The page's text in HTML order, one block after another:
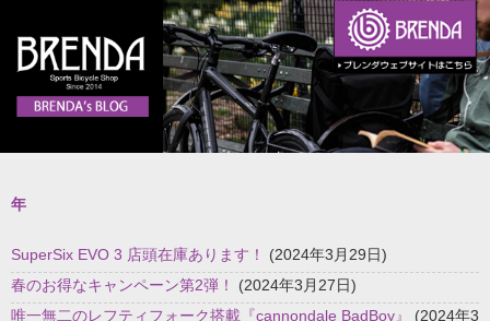
年
SuperSix EVO 3 店頭在庫あります！
(2024年3月29日)
春のお得なキャンペーン第2弾！
(2024年3月27日)
唯一無二のレフティフォーク搭載『cannondale BadBoy』
(2024年3